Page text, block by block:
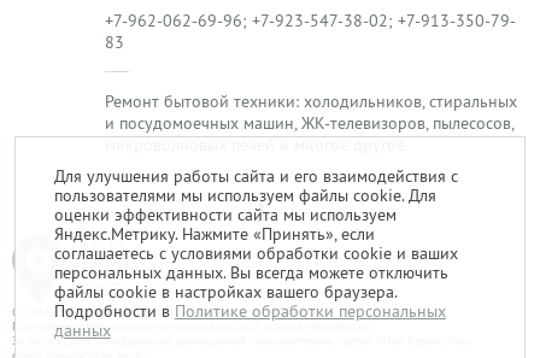
+7-962-062-69-96; +7-923-547-38-02; +7-913-350-79-
83
Ремонт бытовой техники: холодильников, стиральных
и посудомоечных машин, ЖК-телевизоров, пылесосов,
микроволновых печей и многое другое
1
© 2014-2026. «Мой Сервис-Гид» – проект группы «Текарт».
При любом использовании материалов ресурса ссылка обязательна.
За достоверность информации, размещенной пользователями, портал «Мой Сервис-Гид»
Для улучшения работы сайта и его взаимодействия с
пользователями мы используем файлы cookie. Для
оценки эффективности сайта мы используем
Яндекс.Метрику. Нажмите «Принять», если
соглашаетесь с условиями обработки cookie и ваших
персональных данных. Вы всегда можете отключить
файлы cookie в настройках вашего браузера.
Подробности в Политике обработки персональных
данных